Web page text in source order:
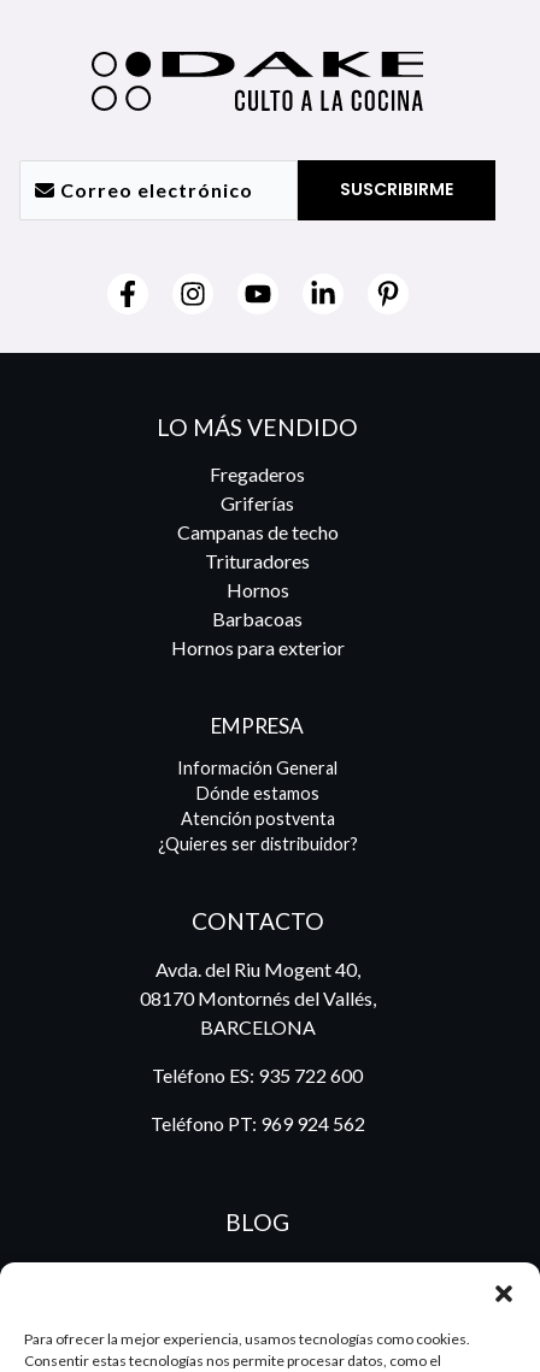
Para ofrecer la mejor experiencia, usamos tecnologías como cookies.
Consentir estas tecnologías nos permite procesar datos, como el
LO MÁS VENDIDO
Fregaderos
Griferías
Campanas de techo
Trituradores
Hornos
Barbacoas
Hornos para exterior
EMPRESA
Información General
Dónde estamos
Atención postventa
¿Quieres ser distribuidor?
CONTACTO
Avda. del Riu Mogent 40,
08170 Montornés del Vallés,
BARCELONA
Teléfono ES: 935 722 600
Teléfono PT: 969 924 562
BLOG